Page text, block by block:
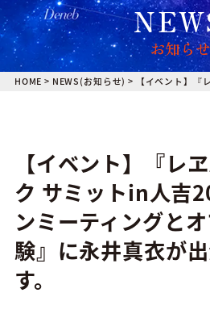
お知らせ
HOME > NEWS(お知らせ) > 【イベント】『レヱル・ロマネスク サミット
【イベント】『レ
ク サミットin人
ンミーティングと
験』に永井真衣が
す。